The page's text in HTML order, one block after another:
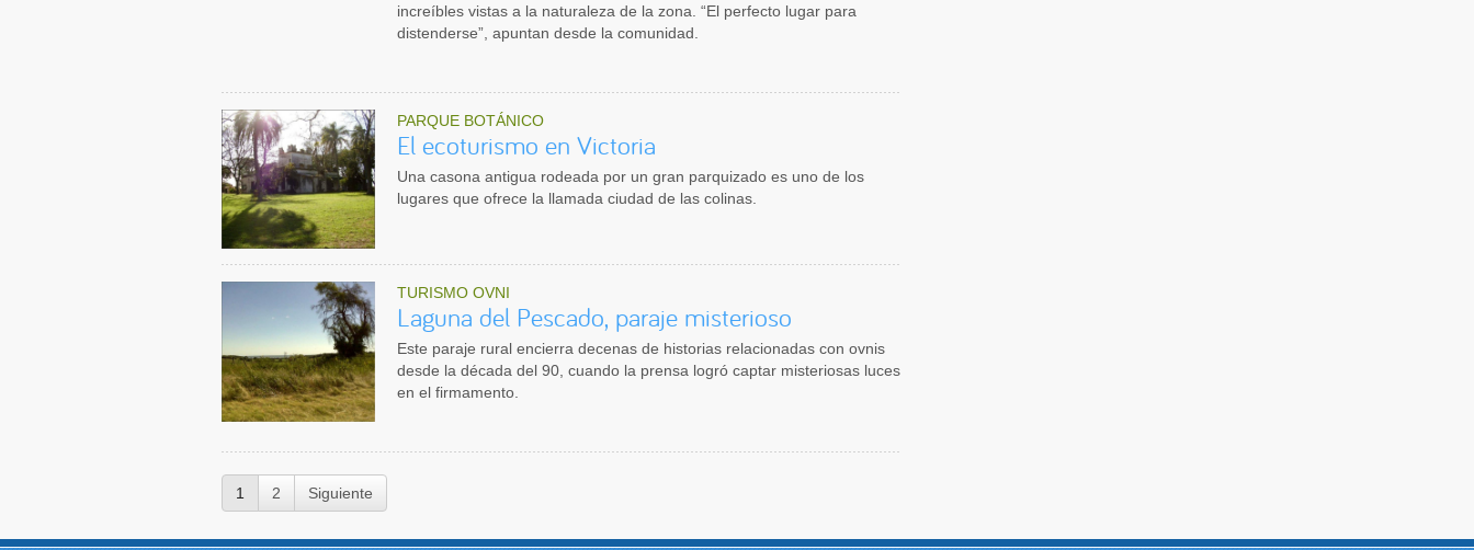
increíbles vistas a la naturaleza de la zona. “El perfecto lugar para
distenderse”, apuntan desde la comunidad.
PARQUE BOTÁNICO
El ecoturismo en Victoria
Una casona antigua rodeada por un gran parquizado es uno de los
lugares que ofrece la llamada ciudad de las colinas.
TURISMO OVNI
Laguna del Pescado, paraje misterioso
Este paraje rural encierra decenas de historias relacionadas con ovnis
desde la década del 90, cuando la prensa logró captar misteriosas luces
en el firmamento.
1 2 Siguiente